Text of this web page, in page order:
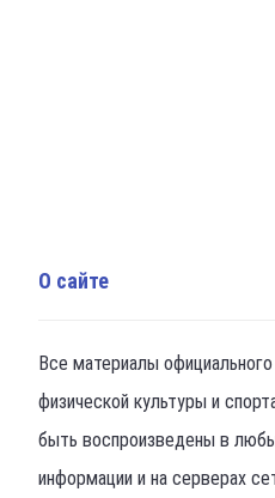
О сайте
Все материалы
физической культуры и
быть воспроизведены в
информации и на серверах